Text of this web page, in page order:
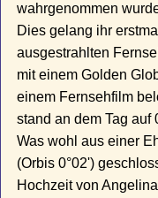
wahrgenommen
Dies gelang ihr
ausgestrahlten
mit einem Golden
einem Fernsehfilm
stand an dem Tag auf
Was wohl aus einer
(Orbis 0°02')
Hochzeit von